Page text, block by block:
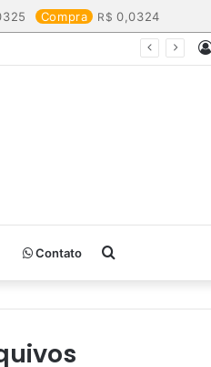
Compra 0,0324
Contato Procurar
por